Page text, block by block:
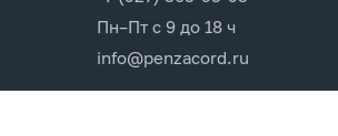
Пн–Пт с 9 до 18 ч
info@penzacord.ru